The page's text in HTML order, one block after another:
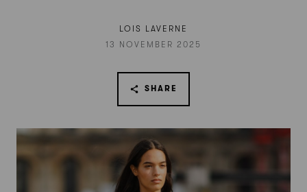
LOIS LAVERNE
13 NOVEMBER 2025
SHARE